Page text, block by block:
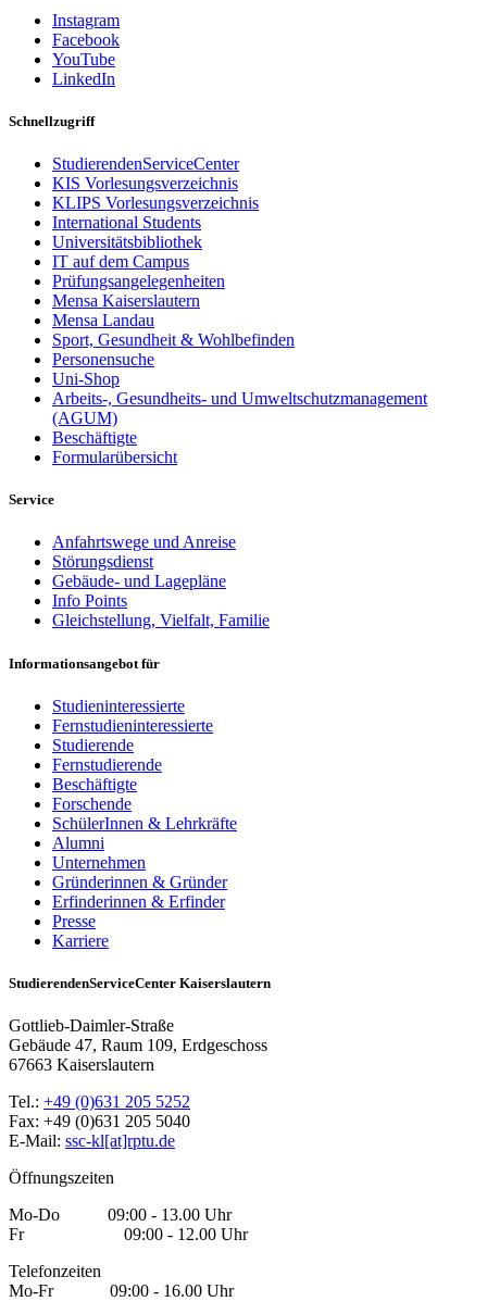
Instagram
Facebook
YouTube
LinkedIn
Schnellzugriff
StudierendenServiceCenter
KIS Vorlesungsverzeichnis
KLIPS Vorlesungsverzeichnis
International Students
Universitätsbibliothek
IT auf dem Campus
Prüfungsangelegenheiten
Mensa Kaiserslautern
Mensa Landau
Sport, Gesundheit & Wohlbefinden
Personensuche
Uni-Shop
Arbeits-, Gesundheits- und Umweltschutzmanagement
(AGUM)
Beschäftigte
Formularübersicht
Service
Anfahrtswege und Anreise
Störungsdienst
Gebäude- und Lagepläne
Info Points
Gleichstellung, Vielfalt, Familie
Informationsangebot für
Studieninteressierte
Fernstudieninteressierte
Studierende
Fernstudierende
Beschäftigte
Forschende
SchülerInnen & Lehrkräfte
Alumni
Unternehmen
Gründerinnen & Gründer
Erfinderinnen & Erfinder
Presse
Karriere
StudierendenServiceCenter Kaiserslautern
Gottlieb-Daimler-Straße
Gebäude 47, Raum 109, Erdgeschoss
67663 Kaiserslautern
Tel.: +49 (0)631 205 5252
Fax: +49 (0)631 205 5040
E-Mail: ssc-kl[at]rptu.de
Öffnungszeiten
Mo-Do 09:00 - 13.00 Uhr
Fr 09:00 - 12.00 Uhr
Telefonzeiten
Mo-Fr 09:00 - 16.00 Uhr